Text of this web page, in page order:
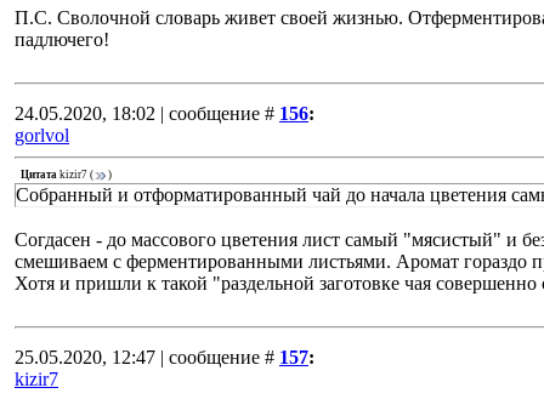
П.С. Сволочной словарь живет своей жизнью.
падлючего!
24.05.2020, 18:02 | сообщение # 156:
gorlvol
Цитата kizir7 ( )
Собранный и отформатированный чай до начала цветения
Согдасен - до массового цветения лист самый "мясистый" и
смешиваем с ферментированными листьями. Аромат гораздо
Хотя и пришли к такой "раздельной заготовке чая совершенно
25.05.2020, 12:47 | сообщение # 157:
kizir7